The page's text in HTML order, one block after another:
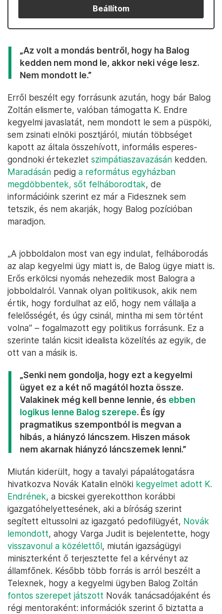
Beállítom
„Az volt a mondás bentről, hogy ha Balog
kedden nem mond le, akkor neki vége lesz.
Nem mondott le.”
Erről beszélt egy forrásunk azután, hogy bár Balog
Zoltán elismerte, valóban támogatta K. Endre
kegyelmi javaslatát, nem mondott le sem a püspöki,
sem zsinati elnöki posztjáról, miután többséget
kapott az általa összehívott, informális esperes-
gondnoki értekezlet szimpátiaszavazásán kedden.
Maradásán pedig a református egyházban
megdöbbentek, sőt felháborodtak, de
információink szerint ez már a Fidesznek sem
tetszik, és nem akarják, hogy Balog pozícióban
maradjon.
„A jobboldalon most van egy indulat, felháborodás
az alap kegyelmi ügy miatt is, de Balog ügye miatt is.
Erős erkölcsi nyomás nehezedik most Balogra a
jobboldalról. Vannak olyan politikusok, akik nem
értik, hogy fordulhat az elő, hogy nem vállalja a
felelősségét, és úgy csinál, mintha mi sem történt
volna” – fogalmazott egy politikus forrásunk. Ez a
szerinte talán kicsit idealista közelítés az egyik, de
ott van a másik is.
„Senki nem gondolja, hogy ezt a kegyelmi
ügyet ez a két nő magától hozta össze.
Valakinek még kell benne lennie, és ebben
logikus lenne Balog szerepe. És így
pragmatikus szempontból is megvan a
hibás, a hiányzó láncszem. Hiszen mások
nem akarnak hiányzó láncszemek lenni.”
Miután kiderült, hogy a tavalyi pápalátogatásra
hivatkozva Novák Katalin elnöki kegyelmet adott K.
Endrének, a bicskei gyerekotthon korábbi
igazgatóhelyettesének, aki a bíróság szerint
segített eltussolni az igazgató pedofilügyét, Novák
lemondott, ahogy Varga Judit is bejelentette, hogy
visszavonul a közélettől, miután igazságügyi
miniszterként ő terjesztette fel a kérvényt az
államfőnek. Később több forrás is arról beszélt a
Telexnek, hogy a kegyelmi ügyben Balog Zoltán
fontos szerepet játszott Novák tanácsadójaként és
régi mentoraként: információk szerint ő biztatta a